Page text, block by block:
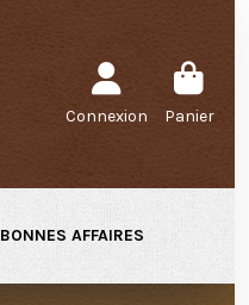
Connexion Panier
BONNES AFFAIRES